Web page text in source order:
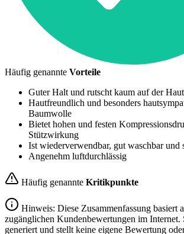
Häufig genannte Vorteile
Guter Halt und rutscht kaum auf der Haut
Hautfreundlich und besonders
Baumwolle
Bietet hohen und festen
Stützwirkung
Ist wiederverwendbar, gut waschbar und
Angenehm luftdurchlässig
Häufig genannte Kritikpunkte
Hinweis: Diese Zusammenfassung basiert
zugänglichen Kundenbewertungen im
generiert und stellt keine eigene Bewertung